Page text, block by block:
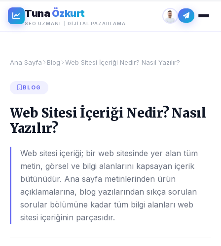
Tuna Özkurt
SEO UZMANI DIJITAL PAZARLAMA
Ana Sayfa Blog Web Sitesi İçeriği Nedir? Nasıl Yazılır?
BLOG
Web Sitesi İçeriği Nedir? Nasıl
Yazılır?
Web sitesi içeriği; bir web sitesinde yer alan tüm
metin, görsel ve bilgi alanlarını kapsayan içerik
bütünüdür. Ana sayfa metinlerinden ürün
açıklamalarına, blog yazılarından sıkça sorulan
sorular bölümüne kadar tüm bilgi alanları web
sitesi içeriğinin parçasıdır.